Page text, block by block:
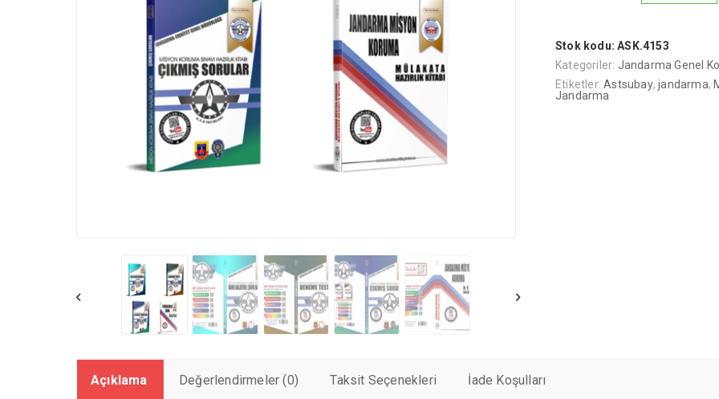
Stok kodu:ASK.4153
Kategoriler: Jandarma Genel
Etiketler:Astsubay,jandarma,
Jandarma
Açıklama Değerlendirmeler (0) Taksit Seçenekleri İade Koşulları